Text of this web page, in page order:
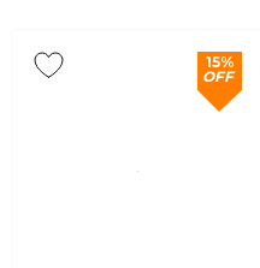
15%
OFF